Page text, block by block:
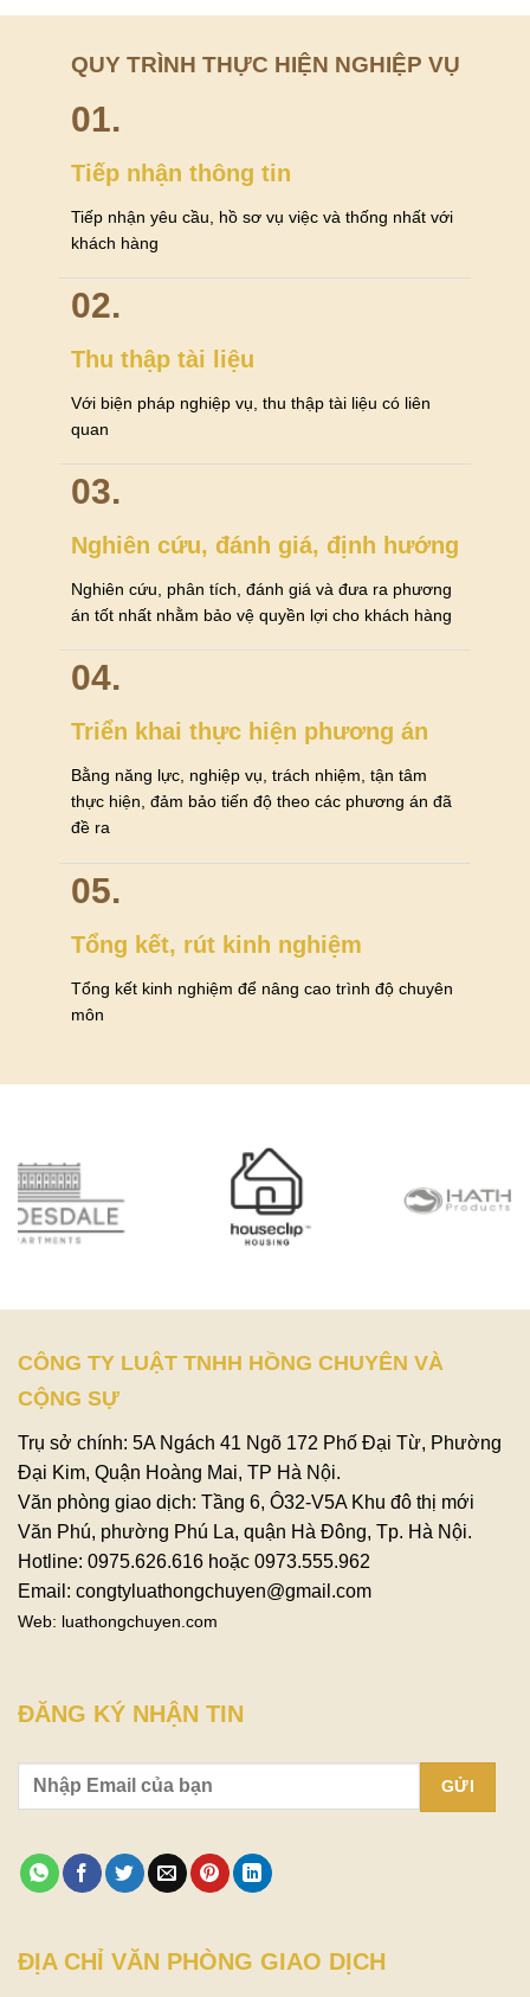
QUY TRÌNH THỰC HIỆN NGHIỆP VỤ
01.
Tiếp nhận thông tin
Tiếp nhận yêu cầu, hồ sơ vụ việc và thống nhất với
khách hàng
02.
Thu thập tài liệu
Với biện pháp nghiệp vụ, thu thập tài liệu có liên
quan
03.
Nghiên cứu, đánh giá, định hướng
Nghiên cứu, phân tích, đánh giá và đưa ra phương
án tốt nhất nhằm bảo vệ quyền lợi cho khách hàng
04.
Triển khai thực hiện phương án
Bằng năng lực, nghiệp vụ, trách nhiệm, tận tâm
thực hiện, đảm bảo tiến độ theo các phương án đã
đề ra
05.
Tổng kết, rút kinh nghiệm
Tổng kết kinh nghiệm để nâng cao trình độ chuyên
môn
CÔNG TY LUẬT TNHH HỒNG CHUYÊN VÀ
CỘNG SỰ
Trụ sở chính: 5A Ngách 41 Ngõ 172 Phố Đại Từ, Phường
Đại Kim, Quận Hoàng Mai, TP Hà Nội.
Văn phòng giao dịch: Tầng 6, Ô32-V5A Khu đô thị mới
Văn Phú, phường Phú La, quận Hà Đông, Tp. Hà Nội.
Hotline: 0975.626.616 hoặc 0973.555.962
Email: congtyluathongchuyen@gmail.com
Web: luathongchuyen.com
ĐĂNG KÝ NHẬN TIN
ĐỊA CHỈ VĂN PHÒNG GIAO DỊCH